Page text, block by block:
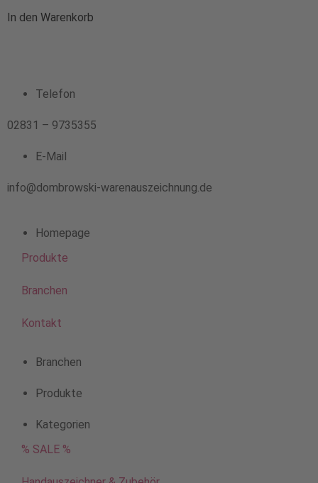
In den Warenkorb
Telefon
02831 – 9735355
E-Mail
info@dombrowski-warenauszeichnung.de
Homepage
Produkte
Branchen
Kontakt
Branchen
Produkte
Kategorien
% SALE %